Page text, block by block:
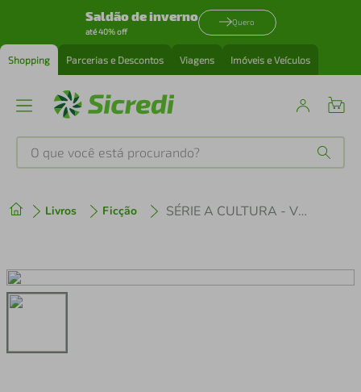
Saldão de inverno
até 40% off
Quero
Shopping Parcerias e Descontos Viagens Imóveis e Veículos
O que você está procurando?
Livros Ficção SÉRIE A CULTURA - VOL 01 - O JOGADOR
2º cafeteira